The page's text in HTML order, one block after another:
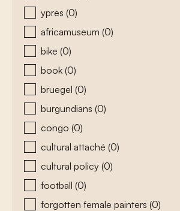
ypres (0)
africamuseum (0)
bike (0)
book (0)
bruegel (0)
burgundians (0)
congo (0)
cultural attaché (0)
cultural policy (0)
football (0)
forgotten female painters (0)